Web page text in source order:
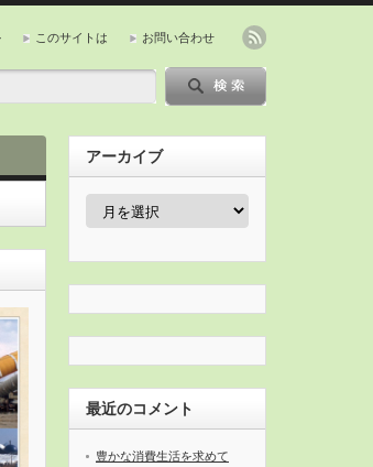
このサイトは お問い合わせ
アーカイブ
ア
ブ
最近のコメント
豊かな消費生活を求めて